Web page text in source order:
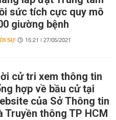
sức tích cực quy mô
giường bệnh
SỰ 15:21 | 27/05/2021
cử tri xem thông tin
hợp về bầu cử tại
của Sở Thông tin
Truyền thông TP HCM